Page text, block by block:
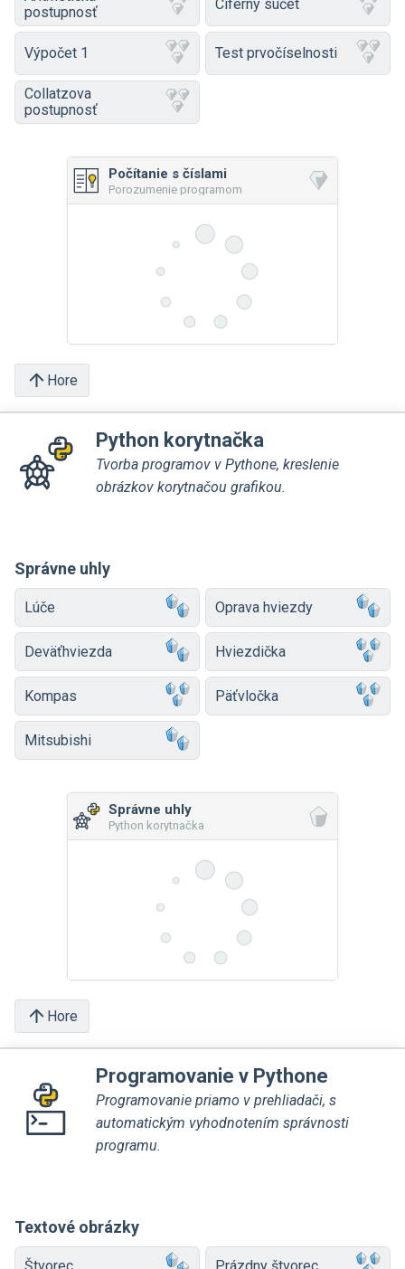
postupnosť
Ciferný súčet
Výpočet 1 Test prvočíselnosti
Collatzova
postupnosť
Počítanie s číslami
Porozumenie programom
Hore
Python korytnačka
Tvorba programov v Pythone, kreslenie
obrázkov korytnačou grafikou.
Správne uhly
Lúče Oprava hviezdy
Deväťhviezda Hviezdička
Kompas Päťvločka
Mitsubishi
Správne uhly
Python korytnačka
Hore
Programovanie v Pythone
Programovanie priamo v prehliadači, s
automatickým vyhodnotením správnosti
programu.
Textové obrázky
Štvorec Prázdny štvorec